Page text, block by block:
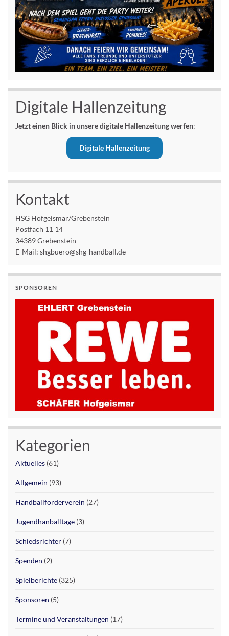
Digitale Hallenzeitung
Jetzt einen Blick in unsere digitale Hallenzeitung werfen:
Digitale Hallenzeitung
Kontakt
HSG Hofgeismar/Grebenstein
Postfach 11 14
34389 Grebenstein
E-Mail: shgbuero@shg-handball.de
SPONSOREN
Kategorien
Aktuelles (61)
Allgemein (93)
Handballförderverein (27)
Jugendhanballtage (3)
Schiedsrichter (7)
Spenden (2)
Spielberichte (325)
Sponsoren (5)
Termine und Veranstaltungen (17)